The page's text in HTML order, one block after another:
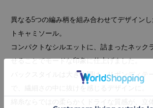
異なる5つの編み柄を組み合わせてデザイン
トキャミソール。
コンパクトなシルエットに、詰まったネック
せることでモードな印象に仕上げました。
バックスタイルは大きく開け、リボンディテ